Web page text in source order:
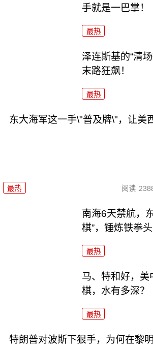
手就是一巴掌！
最热
泽连斯基的“清
末路狂飙！
最热
东大海军这一手\"普及牌\"，让美
最热 阅读
南海6天禁航，
棋”，锤炼铁拳头
最热
马、特和好，美
棋，水有多深？
最热
特朗普对波斯下狠手，为何在黎